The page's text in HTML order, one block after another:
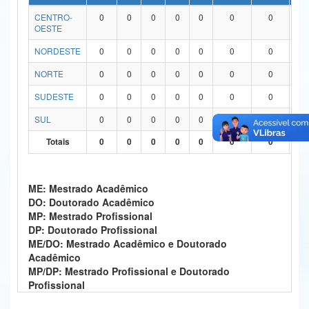
Ministério da Ciência, Tecnologia, Inovações e Comunicações
Ministério do Turismo
Ministério do Desenvolvimento Regional
Ministério da Mulher, da Família e dos Direitos Humanos
Banco Central do Brasil
CENTRO-
OESTE
0 0 0 0 0 0 0
NORDESTE 0 0 0 0 0 0 0
NORTE
0 0 0 0 0 0 0
SUDESTE
0 0 0 0 0 0 0
SUL
0 0 0 0 0 0 0
0
Totais
0 0 0 0 0 0 0 0
ME: Mestrado Acadêmico
DO: Doutorado Acadêmico
MP: Mestrado Profissional
DP: Doutorado Profissional
ME/DO: Mestrado Acadêmico e Doutorado
Acadêmico
MP/DP: Mestrado Profissional e Doutorado
Profissional